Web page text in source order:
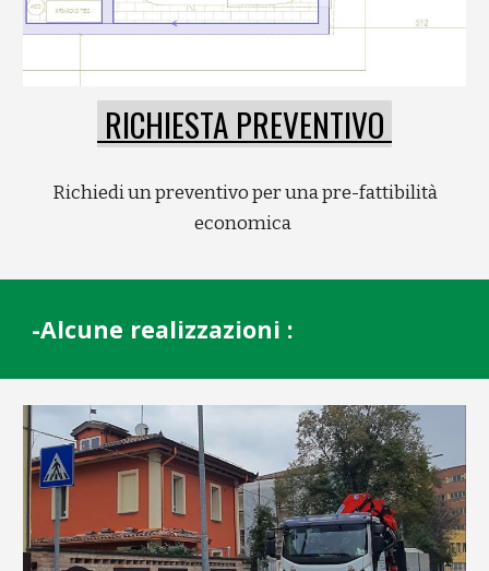
RICHIESTA PREVENTIVO
Richiedi un preventivo per una pre-fattibilità
economica
-Alcune realizzazioni :